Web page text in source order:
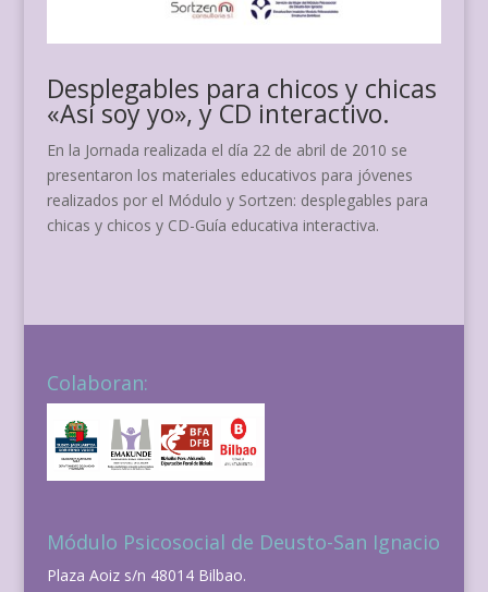
Desplegables para chicos y chicas
«Así soy yo», y CD interactivo.
En la Jornada realizada el día 22 de abril de 2010 se
presentaron los materiales educativos para jóvenes
realizados por el Módulo y Sortzen: desplegables para
chicas y chicos y CD-Guía educativa interactiva.
Colaboran:
Módulo Psicosocial de Deusto-San Ignacio
Plaza Aoiz s/n 48014 Bilbao.